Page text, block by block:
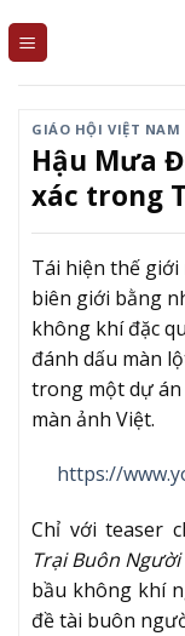
GIÁO HỘI VIỆT NAM
Hậu Mưa
xác trong
Tái hiện thế
biên giới bằng
không khí đặc
đánh dấu màn
trong một dự án
màn ảnh Việt.
https://
Chỉ với teaser
Trại Buôn Người
bầu không khí
đề tài buôn